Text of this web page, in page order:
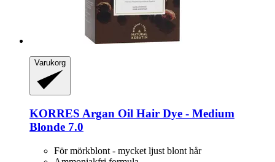
Varukorg
KORRES Argan Oil Hair Dye -​ Medium
Blonde 7.0
För mörkblont - mycket ljust blont hår